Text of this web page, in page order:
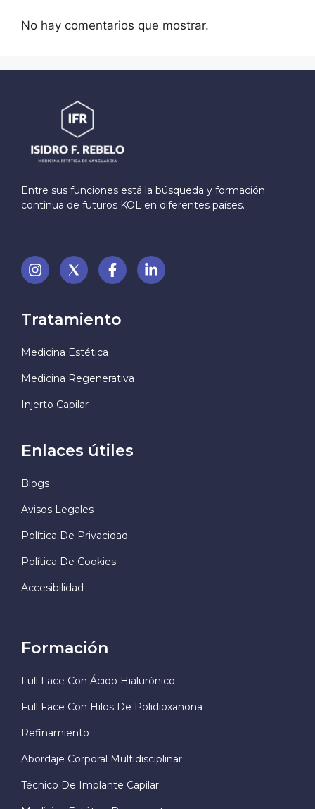
No hay comentarios que mostrar.
Entre sus funciones está la búsqueda y formación
continua de futuros KOL en diferentes países.
Tratamiento
Medicina Estética
Medicina Regenerativa
Injerto Capilar
Enlaces útiles
Blogs
Avisos Legales
Política De Privacidad
Política De Cookies
Accesibilidad
Formación
Full Face Con Ácido Hialurónico
Full Face Con Hilos De Polidioxanona
Refinamiento
Abordaje Corporal Multidisciplinar
Técnico De Implante Capilar